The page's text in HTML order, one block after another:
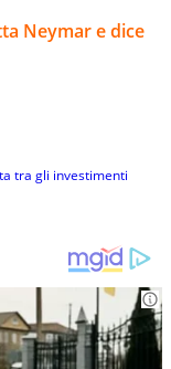
Neymar e dice
tra gli investimenti